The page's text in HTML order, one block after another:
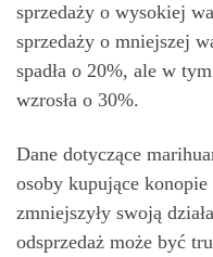
sprzedaży o wysokiej
sprzedaży o mniejszej
spadła o 20%, ale w
wzrosła o 30%.
Dane dotyczące
osoby kupujące
zmniejszyły swoją
odsprzedaż może być